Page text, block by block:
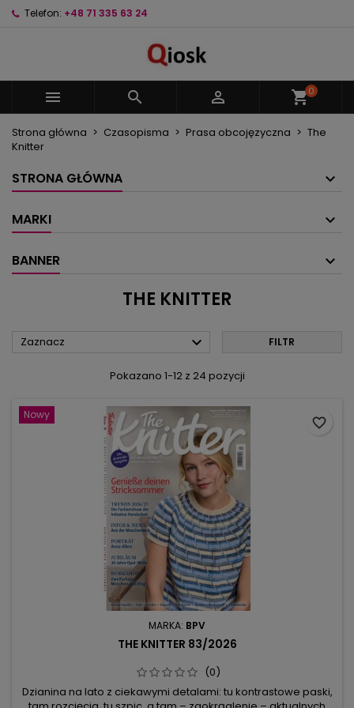
Telefon: +48 71 335 63 24
   shopping_cart0
Strona główna Czasopisma Prasa obcojęzyczna
The
Knitter
STRONA GŁÓWNA
MARKI
BANNER
THE KNITTER
Zaznacz  FILTR
Pokazano 1-12 z 24 pozycji
Nowy
MARKA: BPV
THE KNITTER 83/2026
(0)
Dzianina na lato z ciekawymi detalami: tu kontrastowe paski,
favorite_border
Nazwa listy życzeń
Musisz być zalogowany by zapisać produkty na
swojej liście życzeń.
Anuluj Zaloguj się